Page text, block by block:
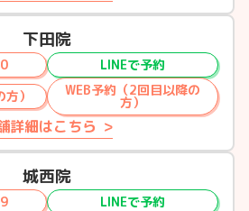
下田院
LINEで予約
）
WEB予約（2回目以降の
方）
詳細はこちら
城西院
LINEで予約